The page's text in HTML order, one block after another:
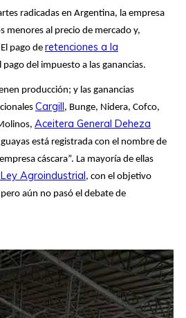
radicadas en Argentina, la empresa
menores al precio de mercado y,
pago de retenciones a la
del impuesto a las ganancias.
producción; y las ganancias
Cargill, Bunge, Nidera, Cofco,
Aceitera General Deheza
está registrada con el nombre de
cáscara”. La mayoría de ellas
Agroindustrial, con el objetivo
aún no pasó el debate de